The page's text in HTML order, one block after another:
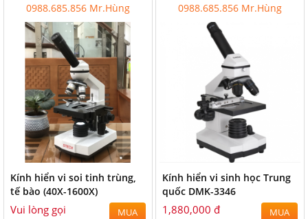
0988.685.856 Mr.Hùng
Kính hiển vi soi tinh trùng,
tế bào (40X-1600X)
Vui lòng gọi MUA
0988.685.856 Mr.Hùng
Kính hiển vi sinh học Trung
quốc DMK-3346
1,880,000 đ MUA